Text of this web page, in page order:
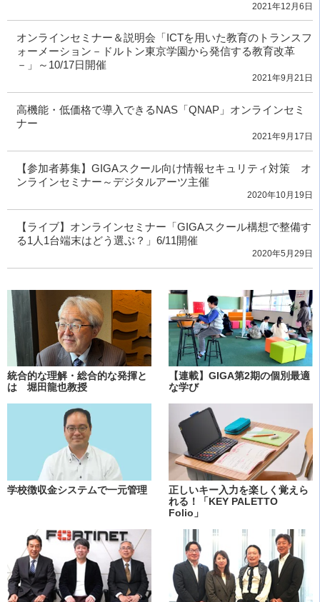
2021年12月6日
オンラインセミナー＆説明会「ICTを用いた教育のトランスフ
ォーメーション－ドルトン東京学園から発信する教育改革
－」～10/17日開催
2021年9月21日
高機能・低価格で導入できるNAS「QNAP」オンラインセミ
ナー
2021年9月17日
【参加者募集】GIGAスクール向け情報セキュリティ対策 オ
ンラインセミナー～デジタルアーツ主催
2020年10月19日
【ライブ】オンラインセミナー「GIGAスクール構想で整備す
る1人1台端末はどう選ぶ？」6/11開催
2020年5月29日
統合的な理解・総合的な発揮と
は 堀田龍也教授
【連載】GIGA第2期の個別最適
な学び
学校徴収金システムで一元管理
正しいキー入力を楽しく覚えら
れる！「KEY PALETTO
Folio」